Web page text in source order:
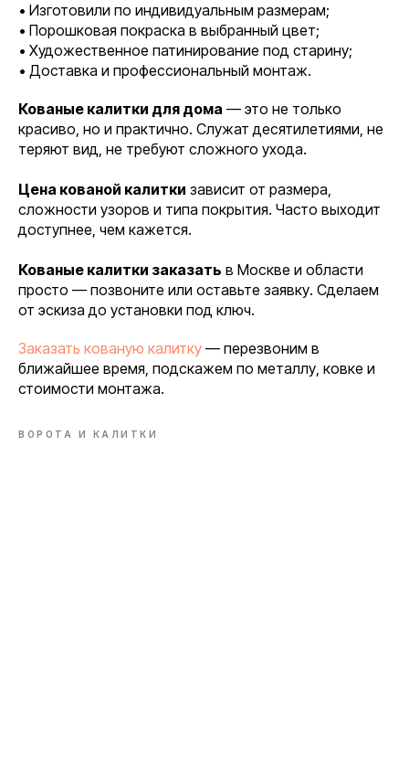
• Изготовили по индивидуальным размерам;
• Порошковая покраска в выбранный цвет;
• Художественное патинирование под старину;
• Доставка и профессиональный монтаж.
Кованые калитки для дома — это не только
красиво, но и практично. Служат десятилетиями, не
теряют вид, не требуют сложного ухода.
Цена кованой калитки зависит от размера,
сложности узоров и типа покрытия. Часто выходит
доступнее, чем кажется.
Кованые калитки заказать в Москве и области
просто — позвоните или оставьте заявку. Сделаем
от эскиза до установки под ключ.
Заказать кованую калитку — перезвоним в
ближайшее время, подскажем по металлу, ковке и
стоимости монтажа.
ВОРОТА И КАЛИТКИ